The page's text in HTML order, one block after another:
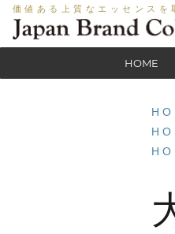
価値ある上質なエッセンスを
HOME